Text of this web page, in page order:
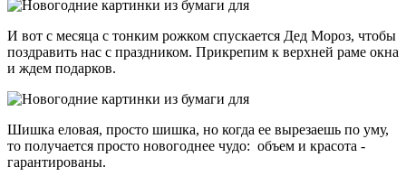
И вот с месяца с тонким рожком спускается Дед Мороз, чтобы
поздравить нас с праздником. Прикрепим к верхней раме окна
и ждем подарков.
Шишка еловая, просто шишка, но когда ее вырезаешь по уму,
то получается просто новогоднее чудо: объем и красота -
гарантированы.